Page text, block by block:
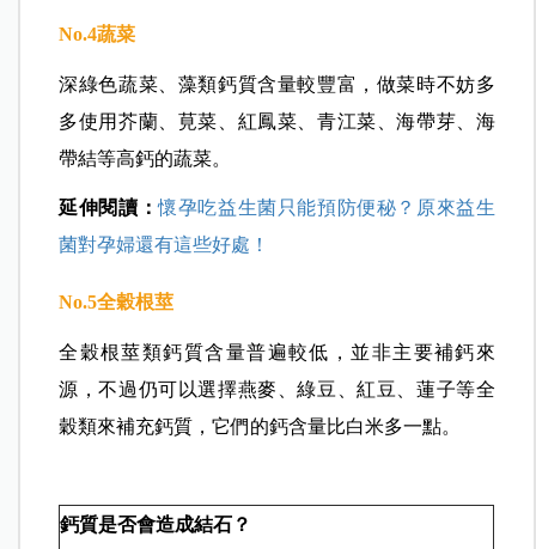
吃芝麻也有眉角。怎麼說呢？其實黑芝麻的鈣含量
是白芝麻的20倍，所以黑芝麻比白芝麻更適合做為
高，必須控制攝取份量，以免同時吃進過多油脂。
多使用芥蘭、莧菜、紅鳳菜、青江菜、海帶芽、海
帶結等高鈣的蔬菜。
延伸閱讀：
懷孕吃益生菌只能預防便秘？原來益生
No.5全穀根莖